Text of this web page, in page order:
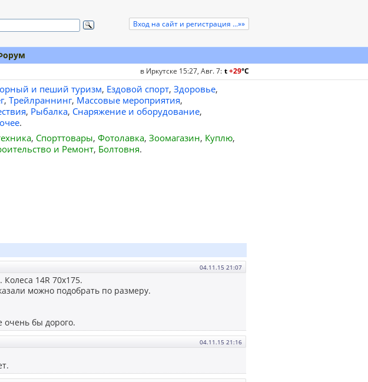
Вход на сайт и регистрация ...»»
в Иркутске 15:27, Авг. 7: t+29°C
и пеший туризм, Ездовой спорт, Здоровье,
, Трейлраннинг, Массовые мероприятия,
, Рыбалка, Снаряжение и оборудование,
.
, Спорттовары, Фотолавка, Зоомагазин, Куплю,
и Ремонт, Болтовня.
04.11.15 21:07
14R 70х175.
можно подобрать по размеру.
очень бы дорого.
04.11.15 21:16